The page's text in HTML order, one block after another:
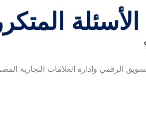
الأسئلة
الرقمي وإدارة العلامات التجارية